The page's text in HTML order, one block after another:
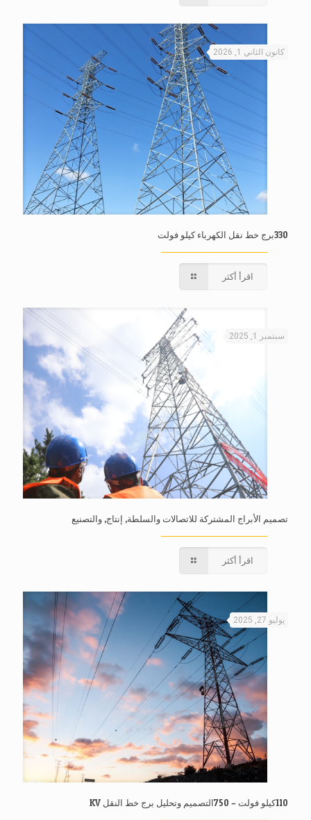
كانون الثاني 1, 2026
330برج خط نقل الكهرباء كيلو فولت
اقرأ أكثر
سبتمبر 1, 2025
تصميم الأبراج المشتركة للاتصالات والسلطة, إنتاج, والتصنيع
اقرأ أكثر
يوليو 27, 2025
110كيلو فولت – 750التصميم وتحليل برج خط النقل KV